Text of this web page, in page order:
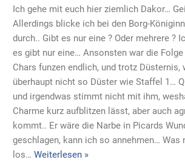
Ich gehe mit euch hier ziemlich Dakor…
Allerdings blicke ich bei den Borg-
durch.. Gibt es nur eine ? Oder mehrere ?
es gibt nur eine… Ansonsten war die
Chars funzen endlich, und trotz Düsternis,
überhaupt nicht so Düster wie Staffel 1…
und irgendwas stimmt nicht mit ihm,
Charme kurz aufblitzen lässt, aber auch
kommt.. Er wäre die Narbe in Picards
geschlagen, kann ich so annehmen… Was
los… Weiterlesen »